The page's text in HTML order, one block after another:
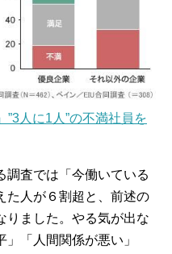
”3人に1人”の不満社員を
調査では「今働いている
た人が６割超と、前述の
りました。やる気が出な
「人間関係が悪い」